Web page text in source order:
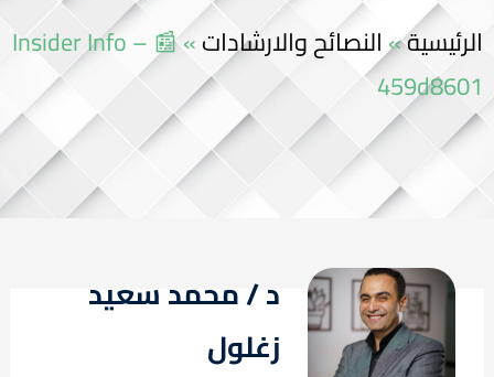
الرئيسية»النصائح والارشادات»
📰 Insider Info –
459d8601
د / محمد سعيد
زغلول